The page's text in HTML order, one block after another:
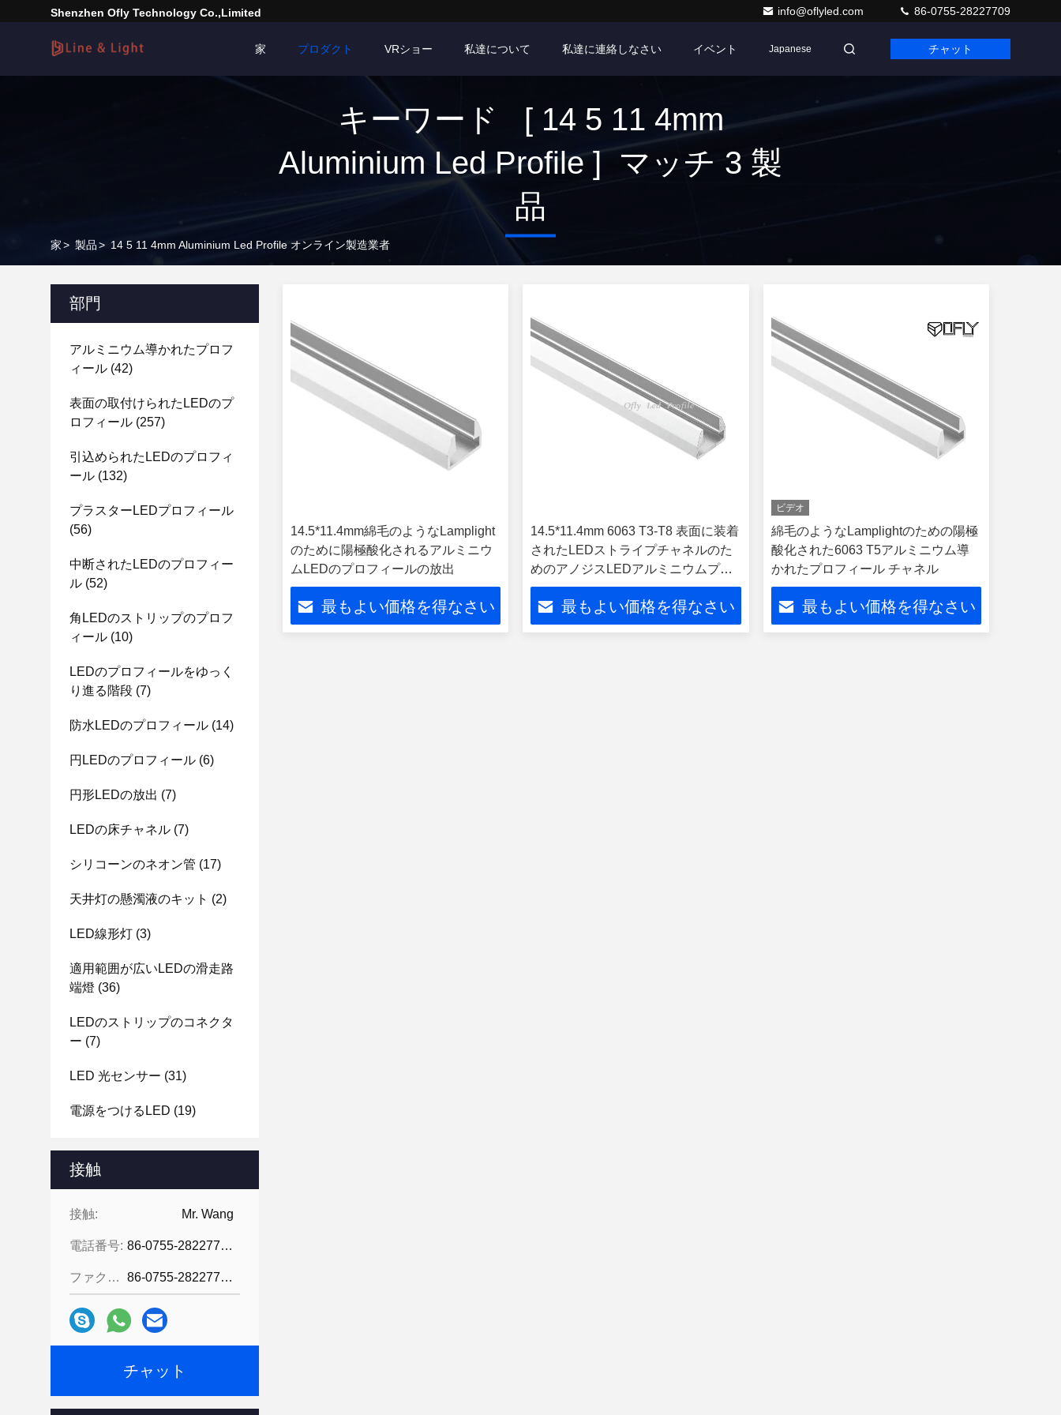
Shenzhen Ofly Technology Co.,Limited info@oflyled.com 86-0755-28227709
家 プロダクト VRショー 私達について 私達に連絡しなさい イベント Japanese チャット
キーワード [ 14 5 11 4mm
Aluminium Led Profile ] マッチ 3 製
品
家> 製品> 14 5 11 4mm Aluminium Led Profile オンライン製造業者
部門
アルミニウム導かれたプロフ
ィール (42)
表面の取付けられたLEDのプ
ロフィール (257)
引込められたLEDのプロフィ
ール (132)
プラスターLEDプロフィール
(56)
中断されたLEDのプロフィー
ル (52)
角LEDのストリップのプロフ
ィール (10)
LEDのプロフィールをゆっく
り進る階段 (7)
防水LEDのプロフィール (14)
円LEDのプロフィール (6)
円形LEDの放出 (7)
LEDの床チャネル (7)
シリコーンのネオン管 (17)
天井灯の懸濁液のキット (2)
LED線形灯 (3)
適用範囲が広いLEDの滑走路
端燈 (36)
LEDのストリップのコネクタ
ー (7)
LED 光センサー (31)
電源をつけるLED (19)
接触
接触: Mr. Wang
電話番号: 86-0755-28227709
ファクシミリ: 86-0755-28227709
チャット
14.5*11.4mm綿毛のようなLamplight
のために陽極酸化されるアルミニウ
ムLEDのプロフィールの放出
最もよい価格を得なさい
14.5*11.4mm 6063 T3-T8 表面に装着
されたLEDストライプチャネルのた
めのアノジスLEDアルミニウムプロ
ファイル
最もよい価格を得なさい
ビデオ
綿毛のようなLamplightのための陽極
酸化された6063 T5アルミニウム導
かれたプロフィール チャネル
最もよい価格を得なさい